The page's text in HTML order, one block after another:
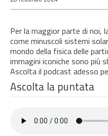
Per la maggior parte di noi,
come minuscoli sistemi
mondo della fisica delle
immagini iconiche sono più
Ascolta il podcast adesso
Ascolta la puntata